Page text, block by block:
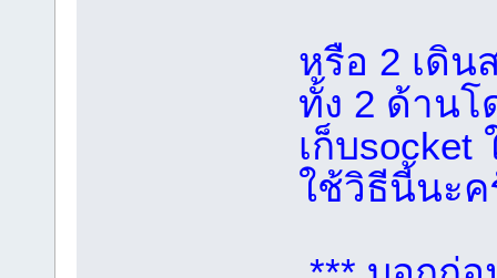
หรือ 2 เดิน
ทั้ง 2 ด้าน
เก็บsocket
ใช้วิธีนี้นะค